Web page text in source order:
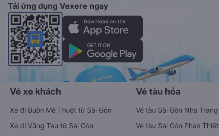
Tải ứng dụng Vexere ngay
Vé xe khách
Xe đi Buôn Mê Thuột từ Sài Gòn
Xe đi Vũng Tàu từ Sài Gòn
Vé tàu hỏa
Vé tàu Sài Gòn Nha Trang
Vé tàu Sài Gòn Phan Thiết